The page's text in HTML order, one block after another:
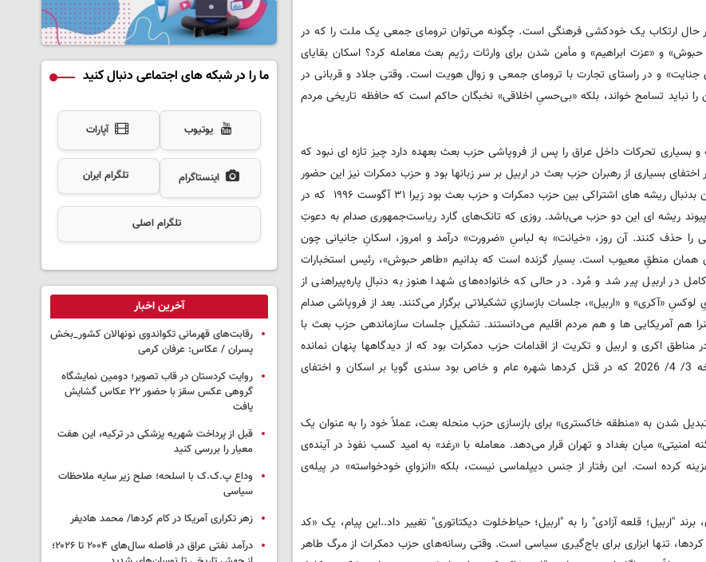
حال ارتکاب یک خودکشی فرهنگی است. چگونه می‌توان ترومای جمعی یک ملت را که در
حبوش» و «عزت ابراهیم» و مأمن شدن برای وارثات رژیم بعث معامله کرد؟ اسکان بقایای
و در راستای تجارت با ترومای جمعی و زوال هویت است. وقتی جلاد و قربانی در
نباید تسامح خواند، بلکه «بی‌حسیِ اخلاقی» نخبگان حاکم است که حافظه تاریخی مردم
بسیاری تحرکات داخل عراق را پس از فروپاشی حزب بعث بعهده دارد چیز تازه ای نبود که
بسیاری از رهبران حزب بعث در اربیل بر سر زبانها بود و حزب دمکرات نیز این حضور
را در راستای سرمایه گذاری اعراب در اربیل معرفی میکرد البته نباید چندان بدنبال ریشه های اشتراکی بین حزب دمکرات و حزب بعث بود زیرا ۳۱ آگوست ۱۹۹۶ که در
پیوند ریشه ای این دو حزب می‌باشد. روزی که تانک‌های گارد ریاست‌جمهوری صدام به دعوتِ
حذف کنند. آن روز، «خیانت» به لباسِ «ضرورت» درآمد و امروز، اسکانِ جانیانی چون
همان منطقِ معیوب است. بسیار گزنده است که بدانیم «طاهر حبوش»، رئیس استخبارات
اربیل پیر شد و مُرد. در حالی که خانواده‌های شهدا هنوز به دنبالِ پاره‌پیراهنی از
«آکری» و «اربیل»، جلسات بازسازیِ تشکیلاتی برگزار می‌کنند. بعد از فروپاشی صدام
اینرا هم آمریکایی ها و هم مردم اقلیم می‌دانستند. تشکیل جلسات سازماندهی حزب بعث با
اکری و اربیل و تکریت از اقدامات حزب دمکرات بود که از دیدگاهها پنهان نمانده
است اعلام مرگ طاهر حبوش رئیس استخبارات صدام در اربیل در مورخه 3/ 4/ 2026 که در قتل کردها شهره عام و خاص بود سندی گویا بر اسکان و اختفای
شدن به «منطقه خاکستری» برای بازسازی حزب منحله بعث، عملاً خود را به عنوان یک
امنیتی» میان بغداد و تهران قرار می‌دهد. معامله با «رغد» به امید کسب نفوذ در آینده‌ی
کرده است. این رفتار از جنس دیپلماسی نیست، بلکه «انزوایِ خودخواسته» در پیله‌ی
قلعه آزادی" را به "اربیل؛ حیاط‌خلوت دیکتاتوری" تغییر داد..این پیام، یک «کد
تنها ابزاری برای باج‌گیری سیاسی است. وقتی رسانه‌های حزب دمکرات از مرگ طاهر
ما را در شبکه های اجتماعی دنبال کنید
یوتیوب آپارات
اینستاگرام تلگرام ایران
تلگرام اصلی
آخرین اخبار
رقابت‌های قهرمانی تکواندوی نونهالان کشور_بخش
پسران / عکاس: عرفان کرمی
روایت کردستان در قاب تصویر؛ دومین نمایشگاه
گروهی عکس سقز با حضور ۲۲ عکاس گشایش
یافت
قبل از پرداخت شهریه پزشکی در ترکیه، این هفت
معیار را بررسی کنید
وداع پ.ک.ک با اسلحه؛ صلح زیر سایه ملاحظات
سیاسی
زهر تکراری آمریکا در کام کردها/ محمد هادیفر
درآمد نفتی عراق در فاصله سال‌های ۲۰۰۴ تا ۲۰۲۶؛